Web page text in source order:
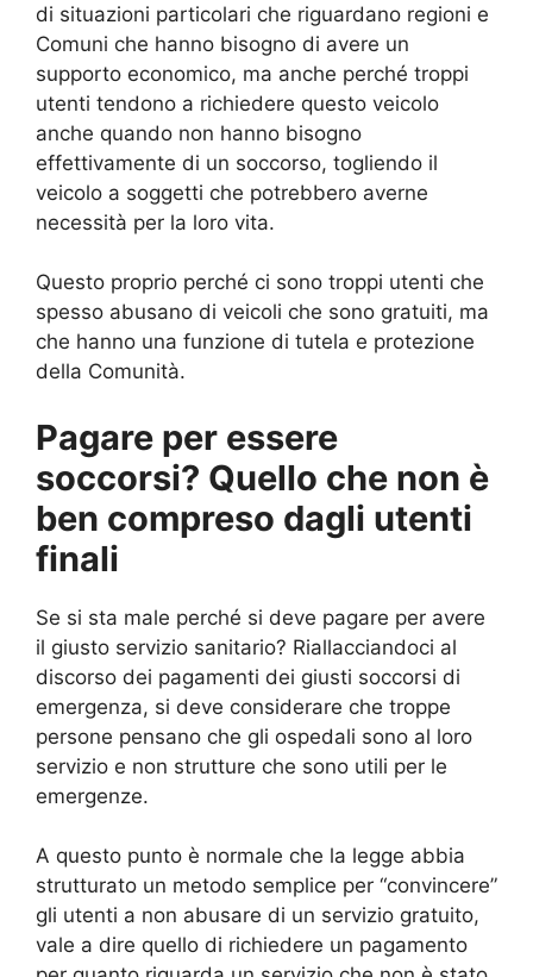
di situazioni particolari che riguardano regioni e
Comuni che hanno bisogno di avere un
supporto economico, ma anche perché troppi
utenti tendono a richiedere questo veicolo
anche quando non hanno bisogno
effettivamente di un soccorso, togliendo il
veicolo a soggetti che potrebbero averne
necessità per la loro vita.
Questo proprio perché ci sono troppi utenti che
spesso abusano di veicoli che sono gratuiti, ma
che hanno una funzione di tutela e protezione
della Comunità.
Pagare per essere
soccorsi? Quello che non è
ben compreso dagli utenti
finali
Se si sta male perché si deve pagare per avere
il giusto servizio sanitario? Riallacciandoci al
discorso dei pagamenti dei giusti soccorsi di
emergenza, si deve considerare che troppe
persone pensano che gli ospedali sono al loro
servizio e non strutture che sono utili per le
emergenze.
A questo punto è normale che la legge abbia
strutturato un metodo semplice per “convincere”
gli utenti a non abusare di un servizio gratuito,
vale a dire quello di richiedere un pagamento